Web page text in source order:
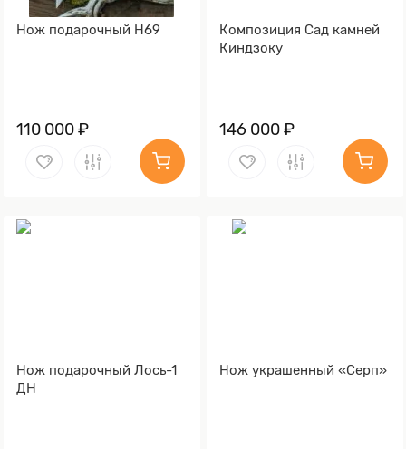
Нож подарочный Н69
110 000 ₽
Композиция Сад камней
Киндзоку
146 000 ₽
Нож подарочный Лось-1
ДН
Нож украшенный «Серп»